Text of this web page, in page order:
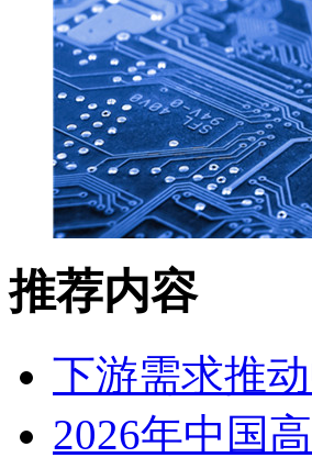
推荐内容
下游需求推
2026年中国